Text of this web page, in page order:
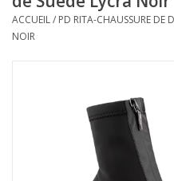
ACCUEIL/ PD RITA-CHAUSSURE DE
NOIR